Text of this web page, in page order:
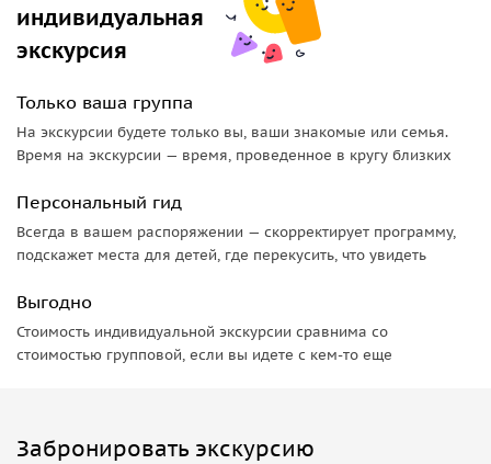
индивидуальная
экскурсия
Только ваша группа
На экскурсии будете только вы, ваши знакомые или семья.
Время на экскурсии — время, проведенное в кругу близких
Персональный гид
Всегда в вашем распоряжении — скорректирует программу,
подскажет места для детей, где перекусить, что увидеть
Выгодно
Стоимость индивидуальной экскурсии сравнима со
стоимостью групповой, если вы идете с кем-то еще
Забронировать экскурсию